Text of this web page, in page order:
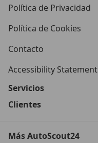
Política de Privacidad
Política de Cookies
Contacto
Accessibility Statement
Servicios
Clientes
Más AutoScout24